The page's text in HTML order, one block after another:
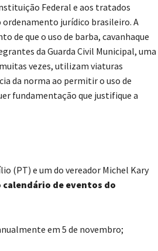
Federal e aos tratados
jurídico brasileiro. A
de que o uso de barba, cavanhaque
da Guarda Civil Municipal, uma
vezes, utilizam viaturas
da norma ao permitir o uso de
fundamentação que justifique a
(PT) e um do vereador Michel Kary
calendário de eventos do
em 5 de novembro;